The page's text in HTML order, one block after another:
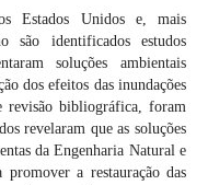
Estados Unidos e, mais
são identificados estudos
soluções ambientais
dos efeitos das inundações
revisão bibliográfica, foram
revelaram que as soluções
da Engenharia Natural e
promover a restauração das